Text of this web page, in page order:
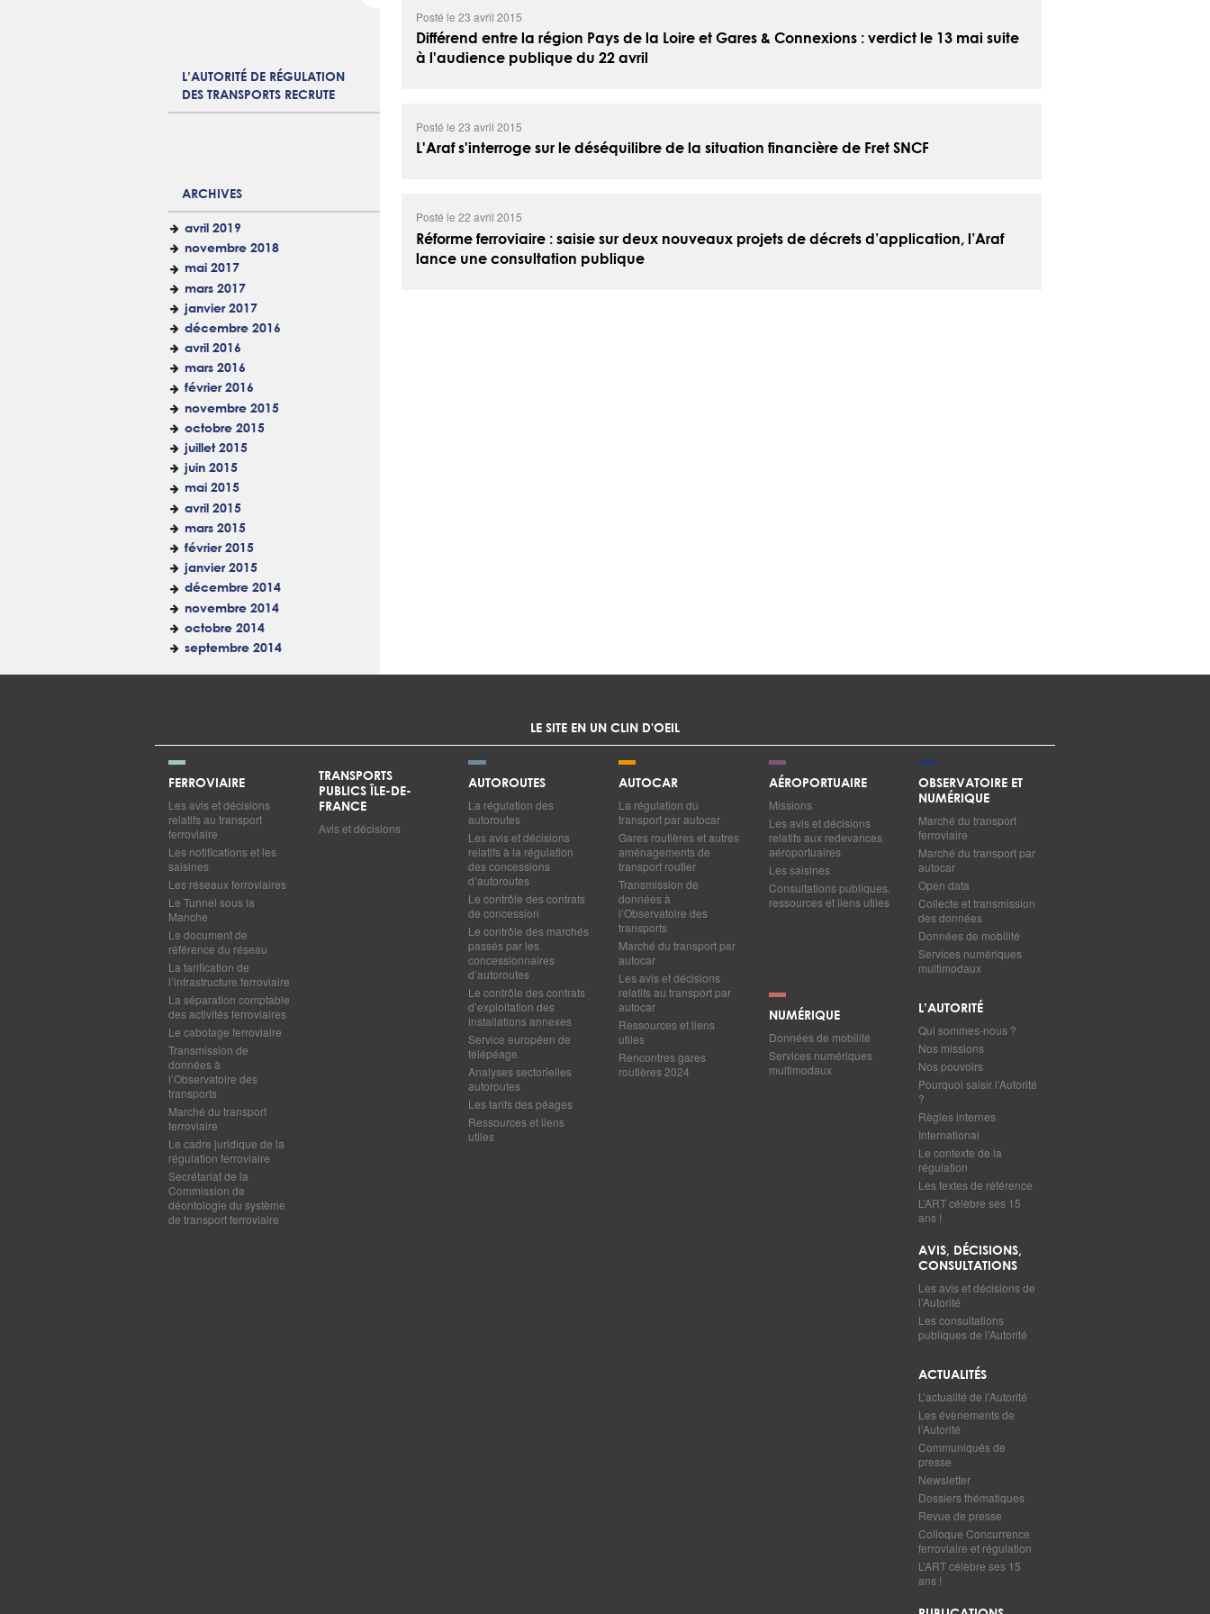
L’AUTORITÉ DE RÉGULATION
DES TRANSPORTS RECRUTE
ARCHIVES
avril 2019
novembre 2018
mai 2017
mars 2017
janvier 2017
décembre 2016
avril 2016
mars 2016
février 2016
novembre 2015
octobre 2015
juillet 2015
juin 2015
mai 2015
avril 2015
mars 2015
février 2015
janvier 2015
décembre 2014
novembre 2014
octobre 2014
septembre 2014
Posté le 23 avril 2015
Différend entre la région Pays de la Loire et Gares & Connexions : verdict le 13 mai suite
à l'audience publique du 22 avril
Posté le 23 avril 2015
L'Araf s'interroge sur le déséquilibre de la situation financière de Fret SNCF
Posté le 22 avril 2015
Réforme ferroviaire : saisie sur deux nouveaux projets de décrets d’application, l’Araf
lance une consultation publique
LE SITE EN UN CLIN D'OEIL
FERROVIAIRE
Les avis et décisions
relatifs au transport
ferroviaire
Les notifications et les
saisines
Les réseaux ferroviaires
Le Tunnel sous la
Manche
Le document de
référence du réseau
La tarification de
l’infrastructure ferroviaire
La séparation comptable
des activités ferroviaires
Le cabotage ferroviaire
Transmission de
données à
l’Observatoire des
transports
Marché du transport
ferroviaire
Le cadre juridique de la
régulation ferroviaire
Secrétariat de la
Commission de
déontologie du système
de transport ferroviaire
TRANSPORTS
PUBLICS ÎLE-DE-
FRANCE
Avis et décisions
AUTOROUTES
La régulation des
autoroutes
Les avis et décisions
relatifs à la régulation
des concessions
d’autoroutes
Le contrôle des contrats
de concession
Le contrôle des marchés
passés par les
concessionnaires
d’autoroutes
Le contrôle des contrats
d’exploitation des
installations annexes
Service européen de
télépéage
Analyses sectorielles
autoroutes
Les tarifs des péages
Ressources et liens
utiles
AUTOCAR
La régulation du
transport par autocar
Gares routières et autres
aménagements de
transport routier
Transmission de
données à
l’Observatoire des
transports
Marché du transport par
autocar
Les avis et décisions
relatifs au transport par
autocar
Ressources et liens
utiles
Rencontres gares
routières 2024
AÉROPORTUAIRE
Missions
Les avis et décisions
relatifs aux redevances
aéroportuaires
Les saisines
Consultations publiques,
ressources et liens utiles
OBSERVATOIRE ET
NUMÉRIQUE
Marché du transport
ferroviaire
Marché du transport par
autocar
Open data
Collecte et transmission
des données
Données de mobilité
Services numériques
multimodaux
NUMÉRIQUE
Données de mobilité
Services numériques
multimodaux
L’AUTORITÉ
Qui sommes-nous ?
Nos missions
Nos pouvoirs
Pourquoi saisir l’Autorité
?
Règles internes
International
Le contexte de la
régulation
Les textes de référence
L’ART célèbre ses 15
ans !
AVIS, DÉCISIONS,
CONSULTATIONS
Les avis et décisions de
l’Autorité
Les consultations
publiques de l’Autorité
ACTUALITÉS
L’actualité de l’Autorité
Les évènements de
l’Autorité
Communiqués de
presse
Newsletter
Dossiers thématiques
Revue de presse
Colloque Concurrence
ferroviaire et régulation
L’ART célèbre ses 15
ans !